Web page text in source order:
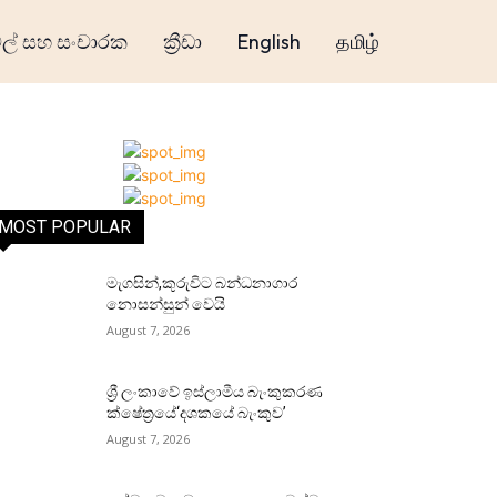
සහ සංචාරක ක්‍රීඩා English தமிழ்
MOST POPULAR
මැගසින්,කුරුවිට බන්ධනාගාර
නොසන්සුන් වෙයි
August 7, 2026
ශ්‍රී ලංකාවේ ඉස්ලාමීය බැංකුකරණ
ක්ෂේත්‍රයේ‘දශකයේ බැංකුව’
August 7, 2026